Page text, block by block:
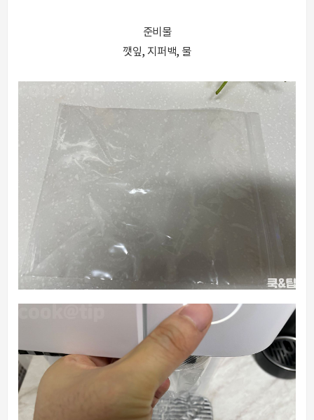
준비물
깻잎, 지퍼백, 물